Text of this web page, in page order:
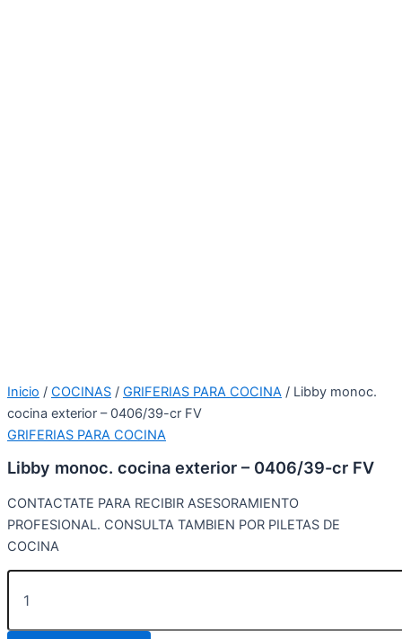
Inicio / COCINAS / GRIFERIAS PARA COCINA / Libby monoc.
cocina exterior – 0406/39-cr FV
GRIFERIAS PARA COCINA
Libby monoc. cocina exterior – 0406/39-cr FV
CONTACTATE PARA RECIBIR ASESORAMIENTO
PROFESIONAL. CONSULTA TAMBIEN POR PILETAS DE
COCINA